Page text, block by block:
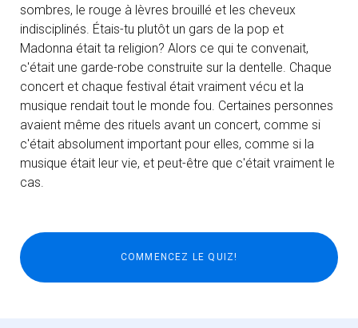
sombres, le rouge à lèvres brouillé et les cheveux
indisciplinés. Étais-tu plutôt un gars de la pop et
Madonna était ta religion? Alors ce qui te convenait,
c'était une garde-robe construite sur la dentelle. Chaque
concert et chaque festival était vraiment vécu et la
musique rendait tout le monde fou. Certaines personnes
avaient même des rituels avant un concert, comme si
c'était absolument important pour elles, comme si la
musique était leur vie, et peut-être que c'était vraiment le
cas.